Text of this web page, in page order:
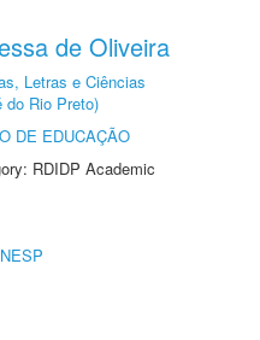
de Oliveira
Letras e Ciências
do Rio Preto)
DE EDUCAÇÃO
RDIDP Academic